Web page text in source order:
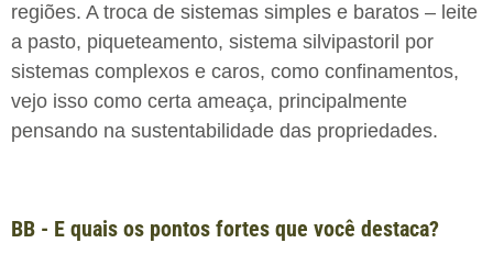
regiões. A troca de sistemas simples e baratos – leite
a pasto, piqueteamento, sistema silvipastoril por
sistemas complexos e caros, como confinamentos,
vejo isso como certa ameaça, principalmente
pensando na sustentabilidade das propriedades.
BB - E quais os pontos fortes que você destaca?